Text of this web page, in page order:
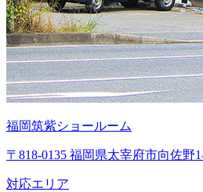
福岡筑紫ショールーム
〒818-0135 福岡県太宰府市向佐野
対応エリア